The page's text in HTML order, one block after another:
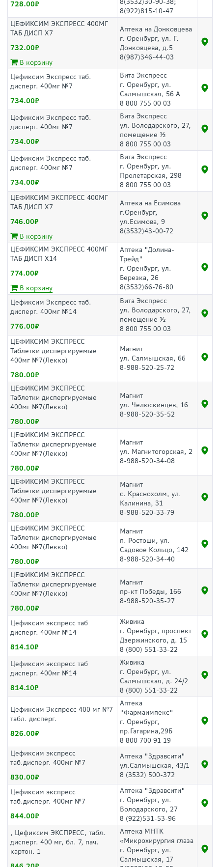
728.00
8(3532)30-90-38;
8(922)815-10-47
ЦЕФИКСИМ ЭКСПРЕСС 400МГ
ТАБ ДИСП Х7
732.00
В корзину
Аптека на Донковцева
г. Оренбург, ул. Г.
Донковцева, д.5
8(987)346-44-03
Цефиксим Экспресс таб.
дисперг. 400мг №7
734.00
Вита Экспресс
г. Оренбург, ул.
Салмышская, 56 А
8 800 755 00 03
Цефиксим Экспресс таб.
дисперг. 400мг №7
734.00
Вита Экспресс
ул. Володарского, 27,
помещение ½
8 800 755 00 03
Цефиксим Экспресс таб.
дисперг. 400мг №7
734.00
Вита Экспресс
г. Оренбург, ул.
Пролетарская, 298
8 800 755 00 03
ЦЕФИКСИМ ЭКСПРЕСС 400МГ
ТАБ ДИСП Х7
746.00
В корзину
Аптека на Есимова
г.Оренбург,
ул.Есимова, 9
8(3532)43-00-72
ЦЕФИКСИМ ЭКСПРЕСС 400МГ
ТАБ ДИСП Х14
774.00
В корзину
Аптека "Долина-
Трейд"
г. Оренбург, ул.
Березка, 26
8(3532)66-76-80
Цефиксим Экспресс таб.
дисперг. 400мг №14
776.00
Вита Экспресс
ул. Володарского, 27,
помещение ½
8 800 755 00 03
ЦЕФИКСИМ ЭКСПРЕСС
Таблетки диспергируемые
400мг №7(Лекко)
780.00
Магнит
ул. Салмышская, 66
8-988-520-25-72
ЦЕФИКСИМ ЭКСПРЕСС
Таблетки диспергируемые
400мг №7(Лекко)
780.00
Магнит
ул. Челюскинцев, 16
8-988-520-35-52
ЦЕФИКСИМ ЭКСПРЕСС
Таблетки диспергируемые
400мг №7(Лекко)
780.00
Магнит
ул. Магнитогорская, 2
8-988-520-34-08
ЦЕФИКСИМ ЭКСПРЕСС
Таблетки диспергируемые
400мг №7(Лекко)
780.00
Магнит
с. Краснохолм, ул.
Калинина, 31
8-988-520-33-79
ЦЕФИКСИМ ЭКСПРЕСС
Таблетки диспергируемые
400мг №7(Лекко)
780.00
Магнит
п. Ростоши, ул.
Садовое Кольцо, 142
8-988-520-34-40
ЦЕФИКСИМ ЭКСПРЕСС
Таблетки диспергируемые
400мг №7(Лекко)
780.00
Магнит
пр-кт Победы, 166
8-988-520-35-27
Цефиксим экспресс таб
дисперг. 400мг №14
814.10
Живика
г. Оренбург, проспект
Дзержинского, д. 15
8 (800) 551-33-22
Цефиксим экспресс таб
дисперг. 400мг №14
814.10
Живика
г. Оренбург, ул.
Салмышская, д. 24/2
8 (800) 551-33-22
Цефиксим Экспресс 400 мг №7
табл. дисперг.
826.00
Аптека
"Фармаимпекс"
г. Оренбург,
пр.Гагарина,29Б
8 800 700 91 19
Цефиксим экспресс
таб.дисперг. 400мг №7
830.00
Аптека "Здравсити"
ул.Салмышская, 43/1
8 (3532) 500-372
Цефиксим экспресс
таб.дисперг. 400мг №7
844.00
Аптека "Здравсити"
г. Оренбург, ул.
Володарского, 27
8 (922)531-53-96
, Цефиксим ЭКСПРЕСС, табл.
дисперг. 400 мг, бл. 7, пач.
картон. 1
Аптека МНТК
«Микрохирургия глаза
г. Оренбург, ул.
Салмышская, 17